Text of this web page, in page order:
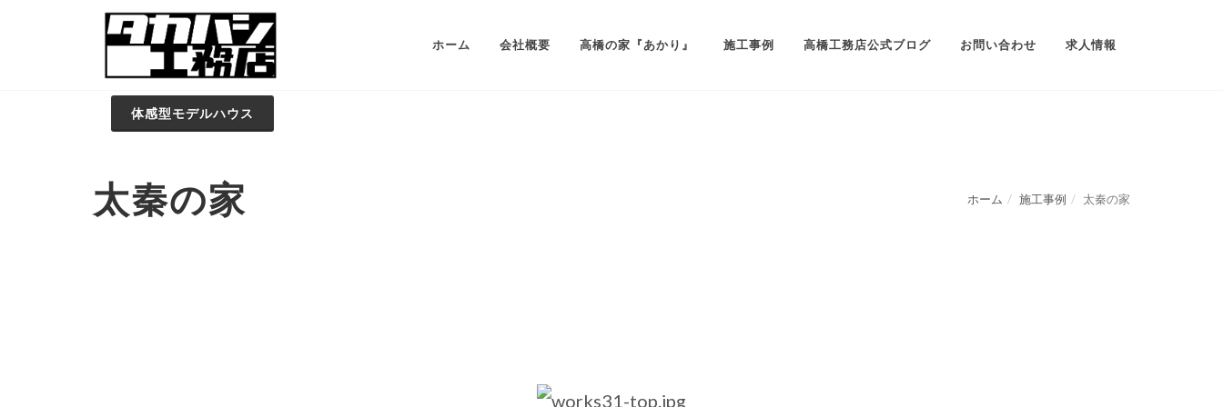
ホーム 会社概要 高橋の家『あかり』 施工事例 高橋工務店公式ブログ お問い合わせ 求人情報
体感型モデルハウス
太秦の家 ホーム 施工事例 太秦の家